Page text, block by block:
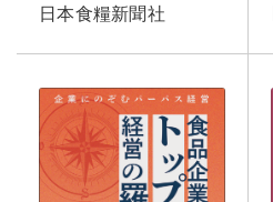
日本食糧新聞社